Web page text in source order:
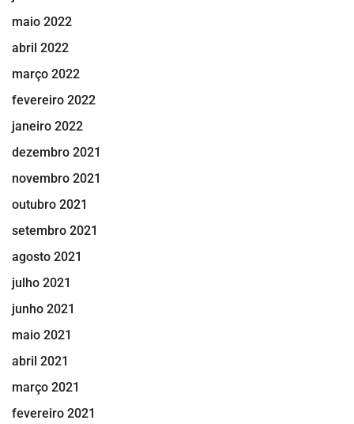
maio 2022
abril 2022
março 2022
fevereiro 2022
janeiro 2022
dezembro 2021
novembro 2021
outubro 2021
setembro 2021
agosto 2021
julho 2021
junho 2021
maio 2021
abril 2021
março 2021
fevereiro 2021